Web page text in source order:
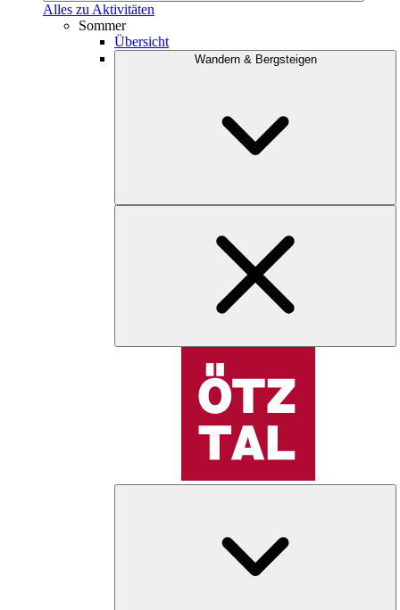
Alles zu Aktivitäten
Sommer
Übersicht
Wandern & Bergsteigen